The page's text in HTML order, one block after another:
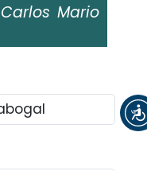
Carlos Mario